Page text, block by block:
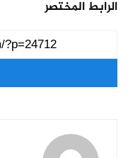
الرابط المختصر